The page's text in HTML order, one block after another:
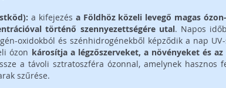
a kifejezés a Földhöz közeli levegő magas
történő szennyezettségére utal. Napos
oxidokból és szénhidrogénekből képződik a nap
ózon károsítja a légzőszerveket, a növényeket és
a távoli sztratoszféra ózonnal, amelynek hasznos
szűrése.